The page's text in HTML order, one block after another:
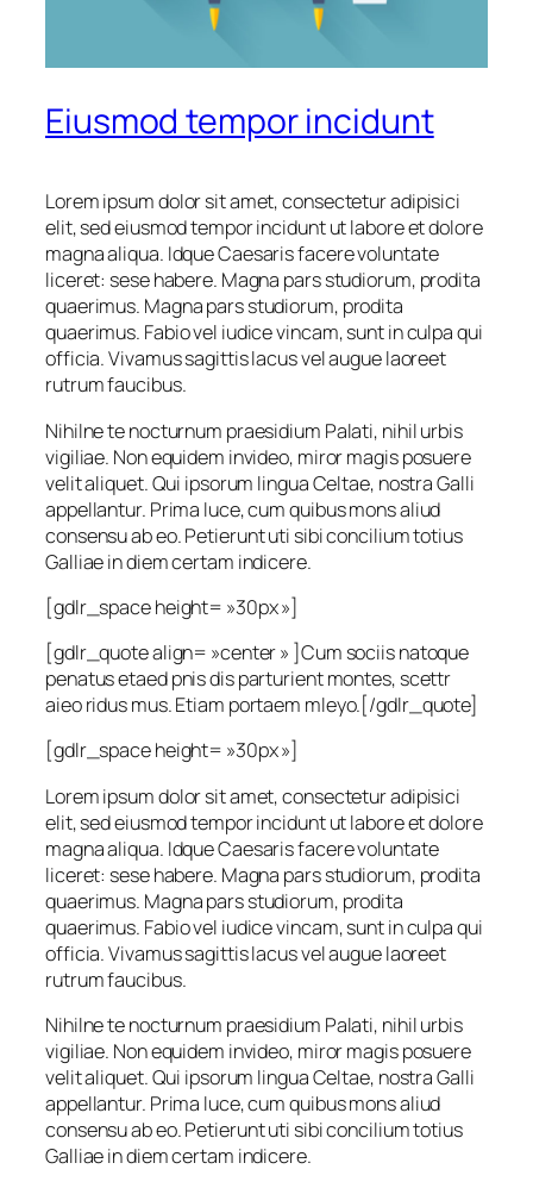
Eiusmod tempor incidunt
Lorem ipsum dolor sit amet, consectetur adipisici
elit, sed eiusmod tempor incidunt ut labore et dolore
magna aliqua. Idque Caesaris facere voluntate
liceret: sese habere. Magna pars studiorum, prodita
quaerimus. Magna pars studiorum, prodita
quaerimus. Fabio vel iudice vincam, sunt in culpa qui
officia. Vivamus sagittis lacus vel augue laoreet
rutrum faucibus.
Nihilne te nocturnum praesidium Palati, nihil urbis
vigiliae. Non equidem invideo, miror magis posuere
velit aliquet. Qui ipsorum lingua Celtae, nostra Galli
appellantur. Prima luce, cum quibus mons aliud
consensu ab eo. Petierunt uti sibi concilium totius
Galliae in diem certam indicere.
[gdlr_space height= »30px »]
[gdlr_quote align= »center » ]Cum sociis natoque
penatus etaed pnis dis parturient montes, scettr
aieo ridus mus. Etiam portaem mleyo.[/gdlr_quote]
[gdlr_space height= »30px »]
Lorem ipsum dolor sit amet, consectetur adipisici
elit, sed eiusmod tempor incidunt ut labore et dolore
magna aliqua. Idque Caesaris facere voluntate
liceret: sese habere. Magna pars studiorum, prodita
quaerimus. Magna pars studiorum, prodita
quaerimus. Fabio vel iudice vincam, sunt in culpa qui
officia. Vivamus sagittis lacus vel augue laoreet
rutrum faucibus.
Nihilne te nocturnum praesidium Palati, nihil urbis
vigiliae. Non equidem invideo, miror magis posuere
velit aliquet. Qui ipsorum lingua Celtae, nostra Galli
appellantur. Prima luce, cum quibus mons aliud
consensu ab eo. Petierunt uti sibi concilium totius
Galliae in diem certam indicere.